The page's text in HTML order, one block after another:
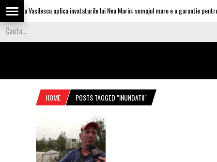
Olguta Vasilescu aplica invataturile lui Nea Marin: somajul mare e o garantie pentru
HOME POSTS TAGGED "INUNDATII"